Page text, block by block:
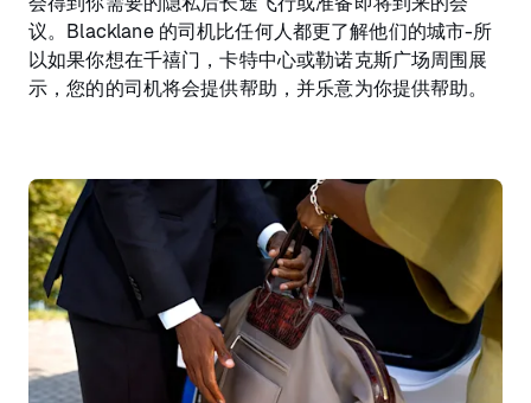
议。Blacklane 的司机比任何人都更了解他们的城市-所
以如果你想在千禧门，卡特中心或勒诺克斯广场周围展
示，您的的司机将会提供帮助，并乐意为你提供帮助。